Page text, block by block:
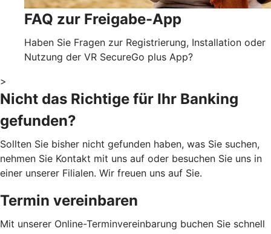
FAQ zur Freigabe-App
Haben Sie Fragen zur Registrierung, Installation oder
Nutzung der VR SecureGo plus App?
>
Nicht das Richtige für Ihr Banking
gefunden?
Sollten Sie bisher nicht gefunden haben, was Sie suchen,
nehmen Sie Kontakt mit uns auf oder besuchen Sie uns in
einer unserer Filialen. Wir freuen uns auf Sie.
Termin vereinbaren
Mit unserer Online-Terminvereinbarung buchen Sie schnell